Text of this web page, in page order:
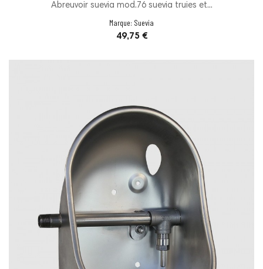
Abreuvoir suevia mod.76 suevia truies et...
Marque: Suevia
Prix
49,75 €